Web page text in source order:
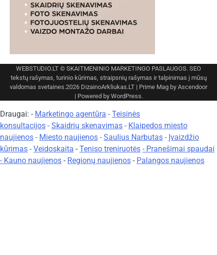
WEBSTUDIO.LT © SKAITMENINIO MARKETINGO PASLAUGOS. SEO
tekstų rašymas, turinio kūrimas, straipsnių rašymas ir talpinimas į mūsų
valdomas svetaines.2026 DizainoArkliukas.LT | Prime Mag by Ascendoor
| Powered by WordPress.
Draugai: - Marketingo agentūra - Teisinės
konsultacijos - Skaidrių skenavimas - Klaipedos miesto
naujienos - Miesto naujienos - Saulius Narbutas - Įvaizdžio
kūrimas - Veidoskaita - Teniso treniruotės - Pranešimai spaudai
- Kauno naujienos - Regionų naujienos - Palangos naujienos